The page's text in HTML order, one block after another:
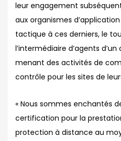
leur engagement
aux organismes
tactique à ces derniers, le
l’intermédiaire d’agents
menant des activités de
contrôle pour les sites de
« Nous sommes enchantés
certification pour la
protection à distance au